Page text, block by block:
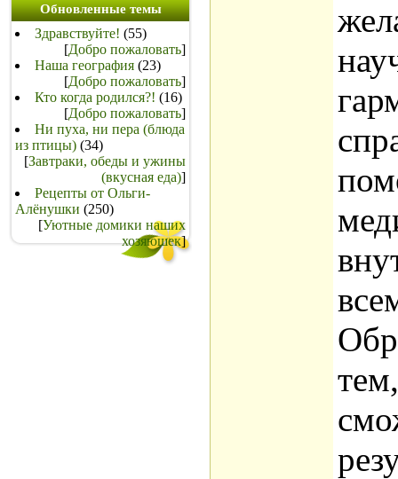
Обновленные темы
Здравствуйте! (55)
[Добро пожаловать]
Наша география (23)
[Добро пожаловать]
Кто когда родился?! (16)
[Добро пожаловать]
Ни пуха, ни пера (блюда
из птицы) (34)
[Завтраки, обеды и ужины
(вкусная еда)]
Рецепты от Ольги-
Алёнушки (250)
[Уютные домики наших
хозяюшек]